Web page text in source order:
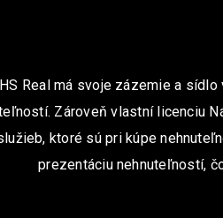
Real má svoje zázemie a
Zároveň vlastní licenciu
ktoré sú pri kúpe
prezentáciu nehnuteľností,